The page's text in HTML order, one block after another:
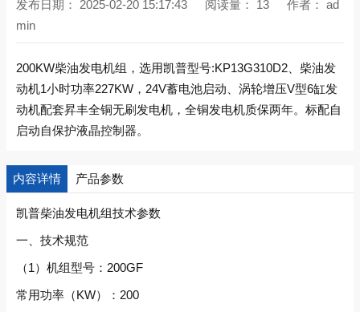
发布日期： 2025-02-20 15:17:43 阅读量： 13 作者： ad
min
200KW柴油发电机组，选用凯普型号:KP13G310D2、柴油发
动机1小时功率227KW，24V蓄电池启动、涡轮增压V型6缸发
动机配套昇丰全铜无刷发电机，全铜发电机质保两年。标配自
启动自保护液晶控制器。
内容详情 产品参数
凯普柴油发电机组技术参数
一、技术规范
（1）机组型号：200GF
常用功率（KW）：200